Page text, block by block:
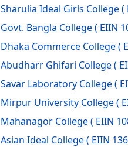
Sharulia Ideal Girls College(
Govt. Bangla College( EIIN
Dhaka Commerce College(
Abudharr Ghifari College(
Savar Laboratory College(
Mirpur University College(
Mahanagor College( EIIN
Asian Ideal College( EIIN